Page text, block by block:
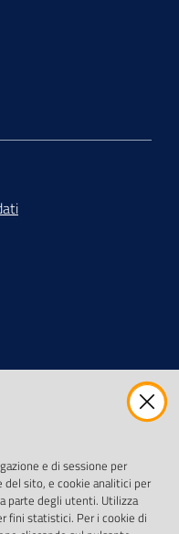
nuove opportunità e
e di sessione per
del sito, e cookie analitici per
parte degli utenti. Utilizza
fini statistici. Per i cookie di